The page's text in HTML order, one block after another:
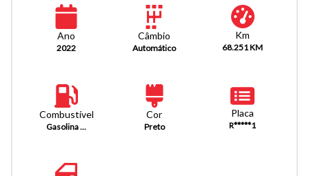
Ano
2022
Câmbio
Automático
Km
68.251 KM
Combustível
Gasolina ...
Cor
Preto
Placa
R*****1